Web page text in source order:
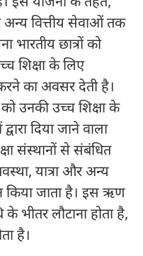
अन्य वित्तीय सेवाओं तक
भारतीय छात्रों को
शिक्षा के लिए
का अवसर देती है।
उनकी उच्च शिक्षा के
दिया जाने वाला
संस्थानों से संबंधित
यात्रा और अन्य
किया जाता है। इस ऋण
भीतर लौटाना होता है,
है।